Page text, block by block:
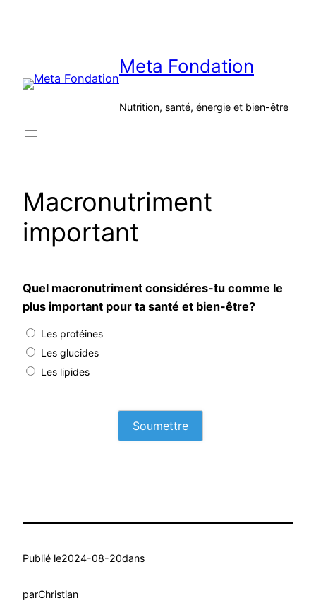
Meta Fondation
Nutrition, santé, énergie et bien-être
Macronutriment
important
Quel macronutriment considéres-tu comme le
plus important pour ta santé et bien-être?
Les protéines
Les glucides
Les lipides
Publié le2024-08-20dans
parChristian